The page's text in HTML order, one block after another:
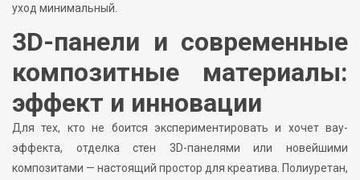
уход минимальный.
3D-панели и современные
композитные материалы:
эффект и инновации
Для тех, кто не боится экспериментировать и хочет вау-
эффекта, отделка стен 3D-панелями или новейшими
композитами — настоящий простор для креатива. Полиуретан,